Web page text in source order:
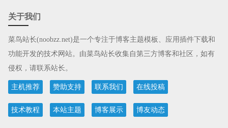
关于我们
菜鸟站长(noobzz.net)是一个专注于博客主题模板、应用插件下载和
功能开发的技术网站。由菜鸟站长收集自第三方博客和社区，如有
侵权，请联系站长。
主机推荐 赞助支持 联系我们 在线投稿
技术教程 本站主题 博客展示 博友动态